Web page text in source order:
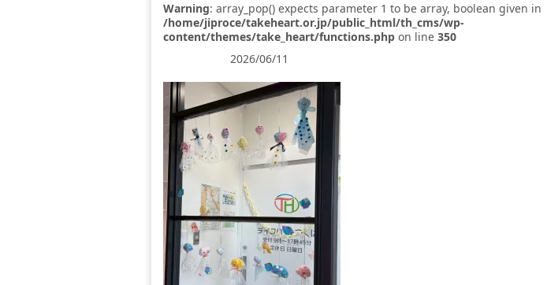
Warning: array_pop() expects parameter 1 to be array, boolean given in
/home/jiproce/takeheart.or.jp/public_html/th_cms/wp-
content/themes/take_heart/functions.php on line 350
2026/06/11